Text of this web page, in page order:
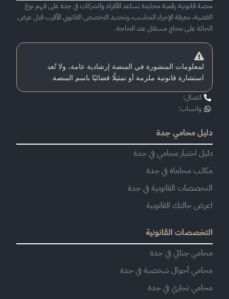
منصة قانونية رقمية محايدة تساعد الأفراد والشركات في جدة على فهم نوع
القضية، معرفة الإجراء المناسب، وتحديد التخصص القانوني الأقرب قبل عرض
الحالة على محامٍ مستقل عند الحاجة.
لمعلومات المنشورة في المنصة إرشادية عامة، ولا تُعد
استشارة قانونية ملزمة أو تمثيلًا قضائيًا باسم المنصة.
اتصال:
واتساب:
دليل محامي جدة
دليل اختيار محامي في جدة
مكاتب محاماة في جدة
التخصصات القانونية في جدة
اعرض حالتك القانونية
التخصصات القانونية
محامي جنائي في جدة
محامي أحوال شخصية في جدة
محامي تجاري في جدة